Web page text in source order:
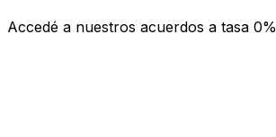
Accedé a nuestros acuerdos a tasa 0%